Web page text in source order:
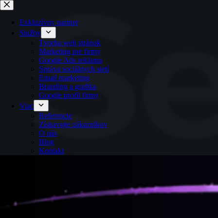
Spravovať Súhlas
Exkluzívny partner
Služby
Tvorba web stránok
Marketing pre firmy
Google Ads reklama
Správa sociálnych sietí
Email marketing
Branding a grafika
Google profil firmy
Viac
Referencie
Získavajte zákazníkov
O nás
Blog
Kontakt